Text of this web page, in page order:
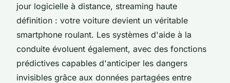
jour logicielle à distance, streaming haute
définition : votre voiture devient un véritable
smartphone roulant. Les systèmes d'aide à la
conduite évoluent également, avec des fonctions
prédictives capables d'anticiper les dangers
invisibles grâce aux données partagées entre